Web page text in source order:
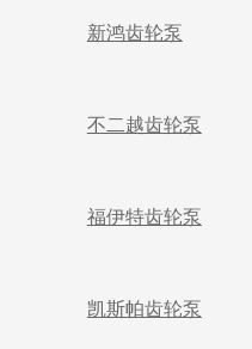
新鸿齿轮泵
不二越齿轮泵
福伊特齿轮泵
凯斯帕齿轮泵